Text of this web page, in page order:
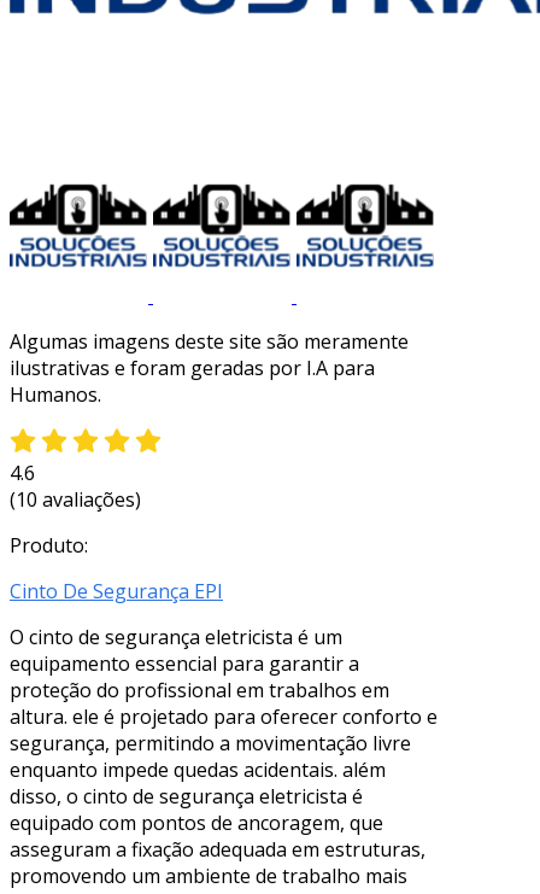
Algumas imagens deste site são meramente
ilustrativas e foram geradas por I.A para
Humanos.
4.6
(10 avaliações)
Produto:
Cinto De Segurança EPI
O cinto de segurança eletricista é um
equipamento essencial para garantir a
proteção do profissional em trabalhos em
altura. ele é projetado para oferecer conforto e
segurança, permitindo a movimentação livre
enquanto impede quedas acidentais. além
disso, o cinto de segurança eletricista é
equipado com pontos de ancoragem, que
asseguram a fixação adequada em estruturas,
promovendo um ambiente de trabalho mais